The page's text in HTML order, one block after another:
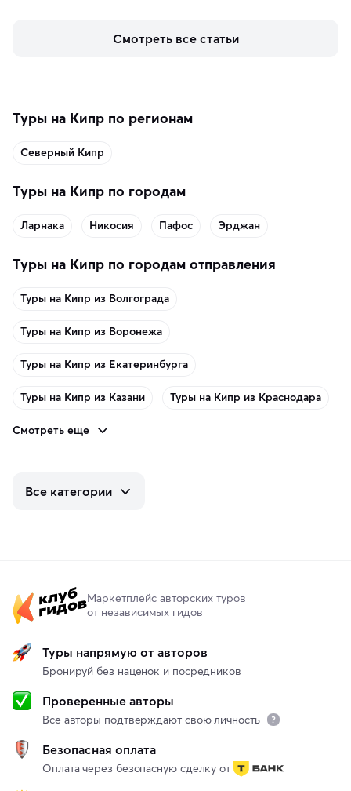
аутентичных лавках — в подарок близким или себе на
Смотреть все статьи
Туры на Кипр по регионам
Северный Кипр
Туры на Кипр по городам
Ларнака Никосия Пафос Эрджан
Туры на Кипр по городам отправления
Туры на Кипр из Волгограда
Туры на Кипр из Воронежа
Туры на Кипр из Екатеринбурга
Туры на Кипр из Казани Туры на Кипр из Краснодара
Смотреть еще
Все категории
Маркетплейс авторских туров
от независимых гидов
Туры напрямую от авторов
Бронируй без наценок и посредников
Проверенные авторы
Все авторы подтверждают свою личность
Безопасная оплата
Оплата через безопасную сделку от